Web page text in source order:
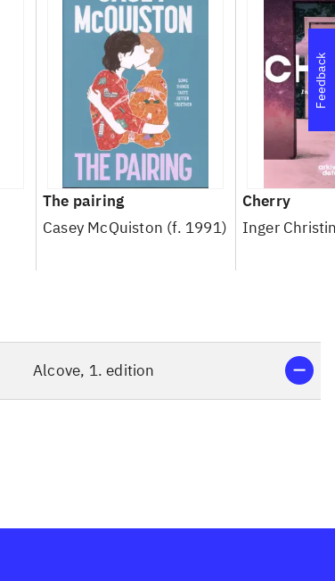
The pairing
Casey McQuiston (f. 1991)
Cherry
Inger
Alcove, 1. edition
Feedback